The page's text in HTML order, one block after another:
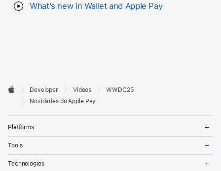
What’s new in Wallet and Apple Pay
Developer
Footer

Apple
Developer Vídeos
WWDC25
Novidades do Apple Pay
Platforms
Tools
Technologies